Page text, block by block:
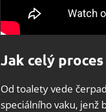
Jak celý
Od toalety vede
speciálního vaku, jenž